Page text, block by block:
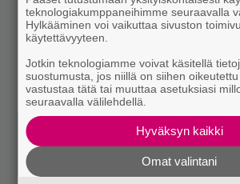
teknologiakumppaneihimme seuraavalla
Hylkääminen voi vaikuttaa sivuston
käytettävyyteen.
Jotkin teknologiamme voivat käsitellä
suostumusta, jos niillä on siihen
vastustaa tätä tai muuttaa asetuksiasi
seuraavalla välilehdellä.
Hyväksyn kaikki
Omat valintani